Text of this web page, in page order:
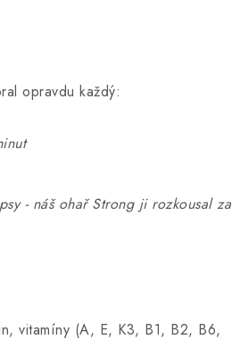
opravdu každý:
- náš ohař Strong ji rozkousal za
vitamíny (A, E, K3, B1, B2, B6,